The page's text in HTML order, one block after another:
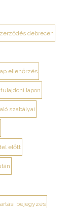
debrecen
ellenőrzés
lapon
szabályai
előtt
bejegyzés